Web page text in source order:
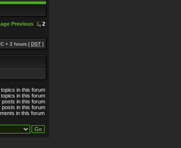
Previous 1, 2
+ 2 hours [ DST ]
in this forum
in this forum
posts in this forum
posts in this forum
in this forum